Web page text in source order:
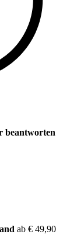
beantworten
ab € 49,90